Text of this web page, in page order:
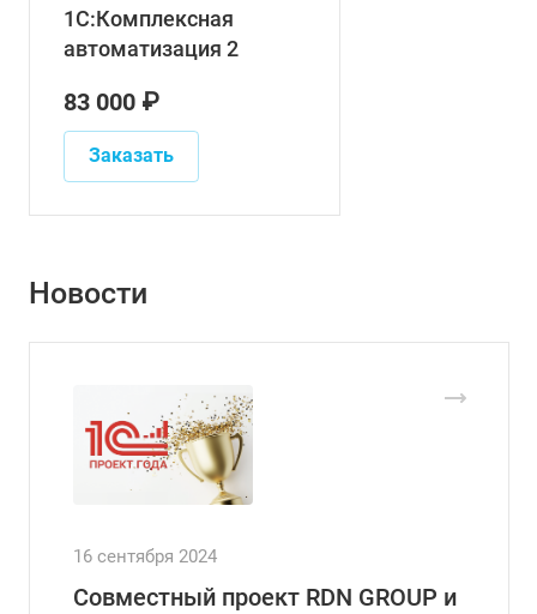
Торговля/Финансовый
Налоги/Персонал/Маркетинг
1С:Комплексная
автоматизация 2
83 000 ₽
Заказать
Новости
16 сентября 2024
Совместный проект RDN GROUP и